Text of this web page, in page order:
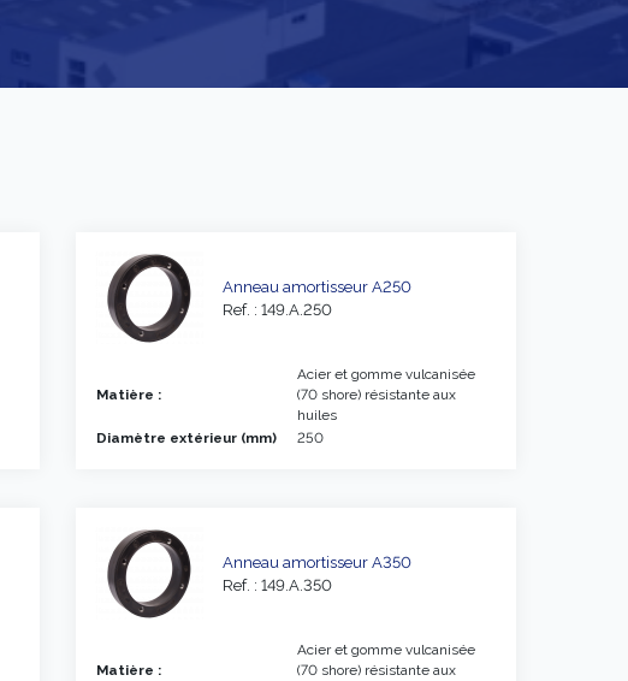
Anneau amortisseur A250
Ref. : 149.A.250
Matière :
Acier et gomme vulcanisée
(70 shore) résistante aux
huiles
Diamètre extérieur (mm)
250
Anneau amortisseur A350
Ref. : 149.A.350
Matière :
Acier et gomme vulcanisée
(70 shore) résistante aux